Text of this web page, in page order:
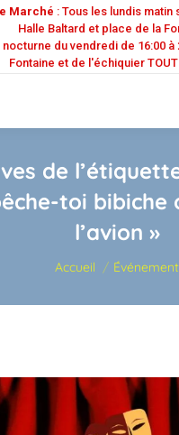
Marché : Tous les lundis matin
Halle Baltard et place de la
du vendredi de 16:00 à
Fontaine et de l'échiquier
de
toi bibiche
l’avion »
Vous êtes ici :
Accueil Événement